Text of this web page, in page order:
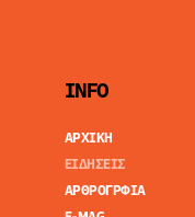
INFO
ΑΡΧΙΚΗ
ΕΙΔΗΣΕΙΣ
ΑΡΘΡΟΓΡΦΙΑ